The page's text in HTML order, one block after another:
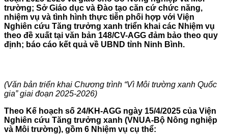
trường; Sở Giáo dục và Đào tạo căn cứ chức năng,
nhiệm vụ và tình hình thực tiễn phối hợp với Viện
Nghiên cứu Tăng trưởng xanh triển khai các Nhiệm vụ
theo đề xuất tại văn bản 148/CV-AGG đảm bảo theo quy
định; báo cáo kết quả về UBND tỉnh Ninh Bình.
(Văn bản triển khai Chương trình “Vì Môi trường xanh Quốc
gia” giai đoạn 2025-2026)
Theo Kế hoạch số 24/KH-AGG ngày 15/4/2025 của Viện
Nghiên cứu Tăng trưởng xanh (VNUA-Bộ Nông nghiệp
và Môi trường), gồm 6 Nhiệm vụ cụ thể: